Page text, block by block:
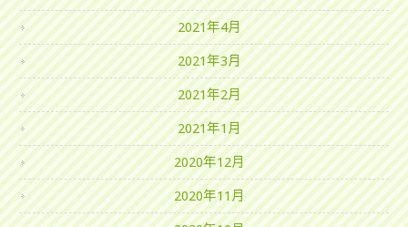
2021年4月
2021年3月
2021年2月
2021年1月
2020年12月
2020年11月